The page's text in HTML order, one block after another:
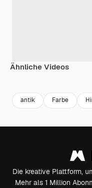
Ähnliche Videos
antik Farbe
Die kreative Plattform,
Mehr als 1 Million